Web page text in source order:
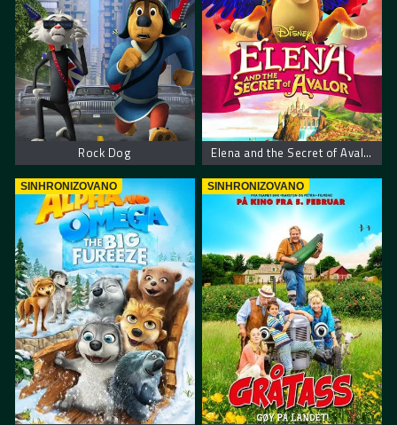
Rock Dog Elena and the Secret of Avalor
SINHRONIZOVANO SINHRONIZOVANO